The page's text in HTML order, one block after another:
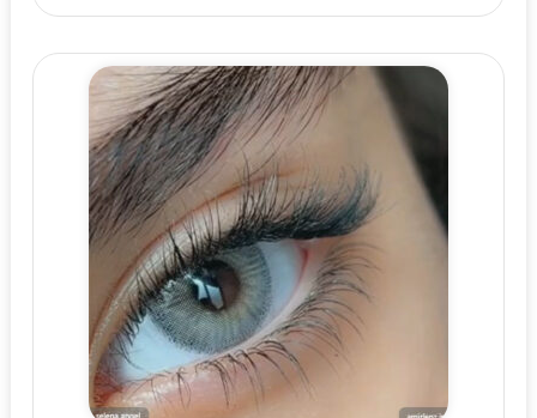
through
25,000,000 ریال